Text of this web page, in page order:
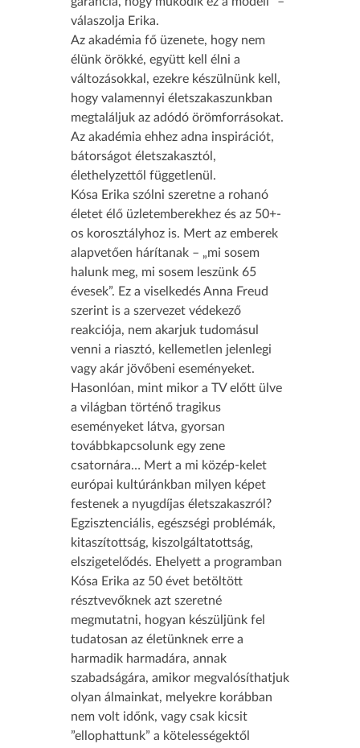
válaszolja Erika.
Az akadémia fő üzenete, hogy nem
élünk örökké, együtt kell élni a
változásokkal, ezekre készülnünk kell,
hogy valamennyi életszakaszunkban
megtaláljuk az adódó örömforrásokat.
Az akadémia ehhez adna inspirációt,
bátorságot életszakasztól,
élethelyzettől függetlenül.
Kósa Erika szólni szeretne a rohanó
életet élő üzletemberekhez és az 50+-
os korosztályhoz is. Mert az emberek
alapvetően hárítanak – „mi sosem
halunk meg, mi sosem leszünk 65
évesek”. Ez a viselkedés Anna Freud
szerint is a szervezet védekező
reakciója, nem akarjuk tudomásul
venni a riasztó, kellemetlen jelenlegi
vagy akár jövőbeni eseményeket.
Hasonlóan, mint mikor a TV előtt ülve
a világban történő tragikus
eseményeket látva, gyorsan
továbbkapcsolunk egy zene
csatornára… Mert a mi közép-kelet
európai kultúránkban milyen képet
festenek a nyugdíjas életszakaszról?
Egzisztenciális, egészségi problémák,
kitaszítottság, kiszolgáltatottság,
elszigetelődés. Ehelyett a programban
Kósa Erika az 50 évet betöltött
résztvevőknek azt szeretné
megmutatni, hogyan készüljünk fel
tudatosan az életünknek erre a
harmadik harmadára, annak
szabadságára, amikor megvalósíthatjuk
olyan álmainkat, melyekre korábban
nem volt időnk, vagy csak kicsit
”ellophattunk” a kötelességektől